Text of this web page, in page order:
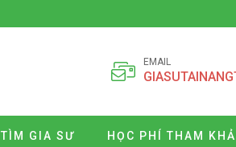
EMAIL
GIA SƯ HỌC PHÍ THAM